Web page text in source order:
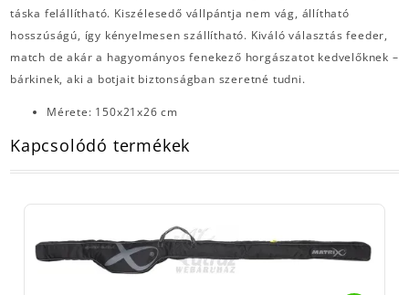
táska felállítható. Kiszélesedő vállpántja nem vág, állítható
hosszúságú, így kényelmesen szállítható. Kiváló választás feeder,
match de akár a hagyományos fenekező horgászatot kedvelőknek –
bárkinek, aki a botjait biztonságban szeretné tudni.
Mérete: 150x21x26 cm
Kapcsolódó termékek